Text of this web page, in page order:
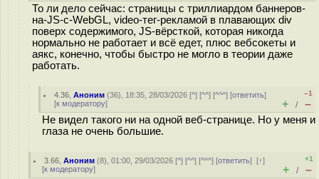
То ли дело сейчас: страницы с триллиардом баннеров-
на-JS-с-WebGL, video-тег-рекламой в плавающих div
поверх содержимого, JS-вёрсткой, которая никогда
нормально не работает и всё едет, плюс вебсокеты и
аякс, конечно, чтобы быстро не могло в теории даже
работать.
4.36 ,Аноним (36), 18:35, 28/03/2026 [^] [^^] [^^^] [ответить]
[к модератору]
–1
+ / –
Не видел такого ни на одной веб-странице. Но у меня и
глаза не очень большие.
3.66 ,Аноним (8), 01:00, 29/03/2026 [^] [^^] [^^^] [ответить][↑]
[к модератору]
+1
+ / –